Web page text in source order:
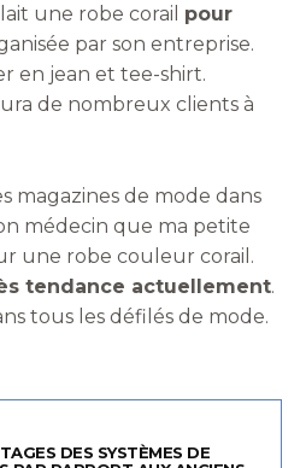
une robe corail pour
par son entreprise.
en jean et tee-shirt.
de nombreux clients à
magazines de mode dans
médecin que ma petite
une robe couleur corail.
tendance actuellement.
tous les défilés de mode.
DES SYSTÈMES DE